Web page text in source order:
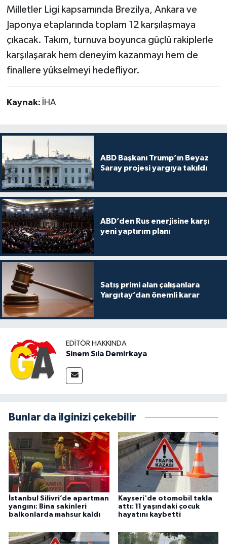
Milletler Ligi kapsamında Brezilya, Ankara ve
Japonya etaplarında toplam 12 karşılaşmaya
çıkacak. Takım, turnuva boyunca güçlü rakiplerle
karşılaşarak hem deneyim kazanmayı hem de
finallere yükselmeyi hedefliyor.
Kaynak: İHA
ABD Başkanı Trump’ın Beyaz
Saray projesi yargıya takıldı
ABD’den Rus enerjisine karşı
yeni yaptırım planı
Satış primi alan çalışanlara
Yargıtay’dan önemli karar
EDITÖR HAKKINDA
Sinem Sıla Demirkaya
Bunlar da ilginizi çekebilir
İstanbul Silivri’de apartman
yangını: Bina sakinleri
balkonlarda mahsur kaldı
Kayseri'de otomobil takla
attı: 11 yaşındaki çocuk
hayatını kaybetti